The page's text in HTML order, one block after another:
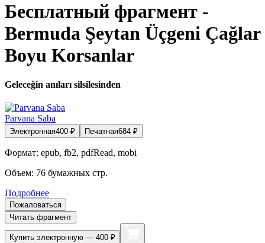
Бесплатный фрагмент -
Bermuda Şeytan Üçgeni Çağlar
Boyu Korsanlar
Geleceğin anıları silsilesinden
Parvana Saba
Электронная400 ₽ Печатная684 ₽
Формат: epub, fb2, pdfRead, mobi
Объем: 76 бумажных стр.
Подробнее
Пожаловаться
Читать фрагмент
Купить электронную — 400 ₽